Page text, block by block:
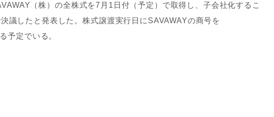
（株）の全株式を7月1日付（予定）で取得し、子会社化するこ
議したと発表した。株式譲渡実行日にSAVAWAYの商号を
予定でいる。